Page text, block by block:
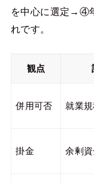
を中心に選定→④
れです。
観点
併用可否 就業
掛金 余剰